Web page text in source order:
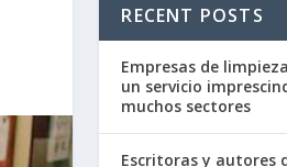
RECENT POSTS
Empresas de
un servicio
muchos sectores
Escritoras y autores